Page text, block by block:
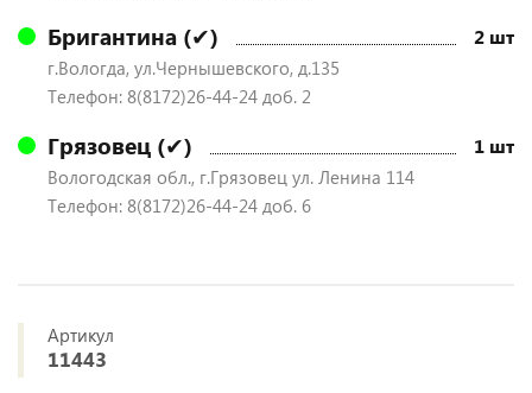
Бригантина (✔) 2 шт
г.Вологда, ул.Чернышевского, д.135
Телефон: 8(8172)26-44-24 доб. 2
Грязовец (✔) 1 шт
Вологодская обл., г.Грязовец ул. Ленина 114
Телефон: 8(8172)26-44-24 доб. 6
Артикул
11443